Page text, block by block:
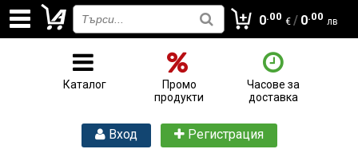
0.00 € / 0.00 лв
Каталог
Промо
продукти
Часове за
доставка
Вход Регистрация